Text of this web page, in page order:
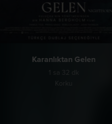
Karanlıktan Gelen
1 sa 32 dk
Korku